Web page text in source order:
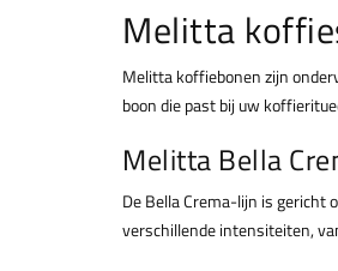
Melitta
Melitta koffiebonen zijn
boon die past bij uw
Melitta Bella
De Bella Crema-lijn is gericht
verschillende intensiteiten,